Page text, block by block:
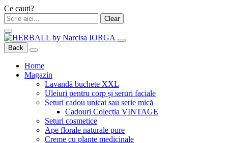
Ce cauți?
Clear
Back
Home
Magazin
Lavandă buchete XXL
Uleiuri pentru corp și seruri faciale
Seturi cadou unicat sau serie mică
Cadouri Colecția VINTAGE
Seturi cosmetice
Ape florale naturale pure
Creme cu plante medicinale